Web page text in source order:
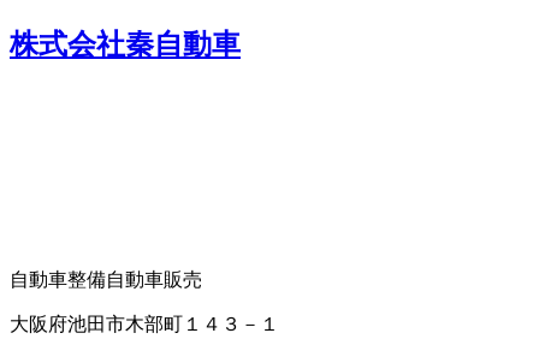
株式会社秦自動車
自動車整備自動車販売
大阪府池田市木部町１４３－１